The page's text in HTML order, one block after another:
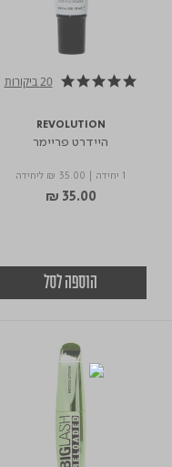
4.9 star rating 20 ביקורות
REVOLUTION
היידרט פריימר
1 יחידה ₪ 35.00 ליחידה
₪ 35.00
הוספה לסל